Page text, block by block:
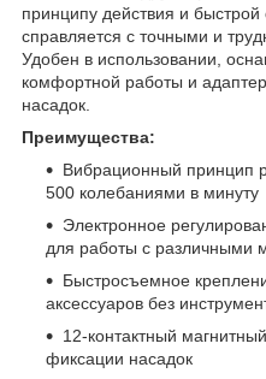
принципу действия и
справляется с точными и
Удобен в использовании,
комфортной работы и
насадок.
Преимущества:
Вибрационный принцип
500 колебаниями в минуту
Электронное
для работы с различными
Быстросъемное
аксессуаров без
12-контактный
фиксации насадок